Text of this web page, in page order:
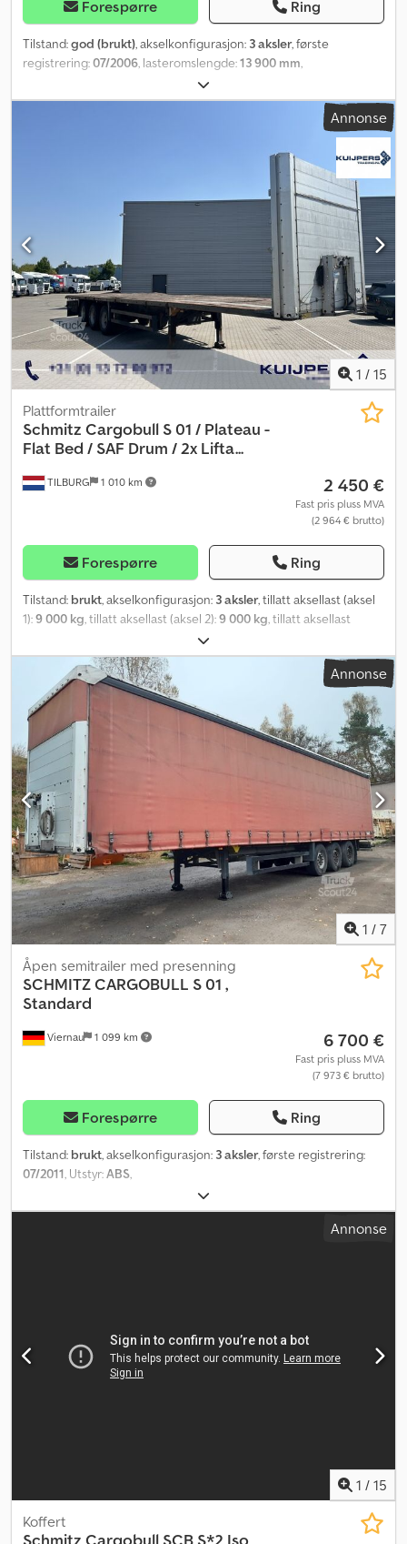
Forespørre Ring
Tilstand:god (brukt), akselkonfigurasjon: 3 aksler, første
registrering:07/2006, lasteromslengde:13 900 mm,
, total lengde:
bredde:2 550 mm, akselavstand:7 700 mm, Byggeår:2006,
Annonse
1 / 15
TILBURG 1 010 km
Plattformtrailer
Schmitz Cargobull S 01 / Plateau -
Flat Bed / SAF Drum / 2x Lifta...
2 450 €
Fast pris pluss MVA
(2 964 € brutto)
Forespørre Ring
Tilstand: brukt, akselkonfigurasjon: 3 aksler, tillatt aksellast (aksel
1):9 000 kg , tillatt aksellast (aksel 2):9 000 kg , tillatt aksellast
, første registrering:
13 900 mm, total bredde:2 550 mm, total høyde:3 000 mm,
fjæring:luft, dekkstørrelse:385 / 65 / R22.5 , akselavstand:9 010
mm, farge: lysegrå, Byggeår:2003
Annonse
1 / 7
Viernau 1 099 km
Åpen semitrailer med presenning
SCHMITZ CARGOBULL S 01 ,
Standard
6 700 €
Fast pris pluss MVA
(7 973 € brutto)
Forespørre Ring
Tilstand: brukt, akselkonfigurasjon: 3 aksler, første registrering:
07/2011, Utstyr:ABS,
Annonse
1 / 15
Koffert
Schmitz Cargobull SCB S*2 Iso